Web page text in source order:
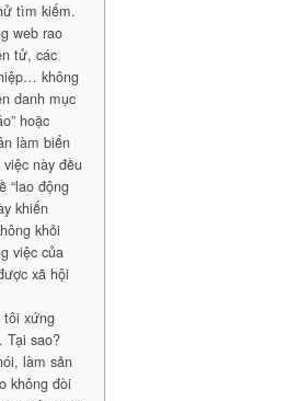
tìm kiếm.
web rao
tử, các
không
danh mục
hoặc
làm biển
này đều
“lao động
khiến
khỏi
việc của
xã hội
tôi xứng
Tại sao?
làm sản
không đòi